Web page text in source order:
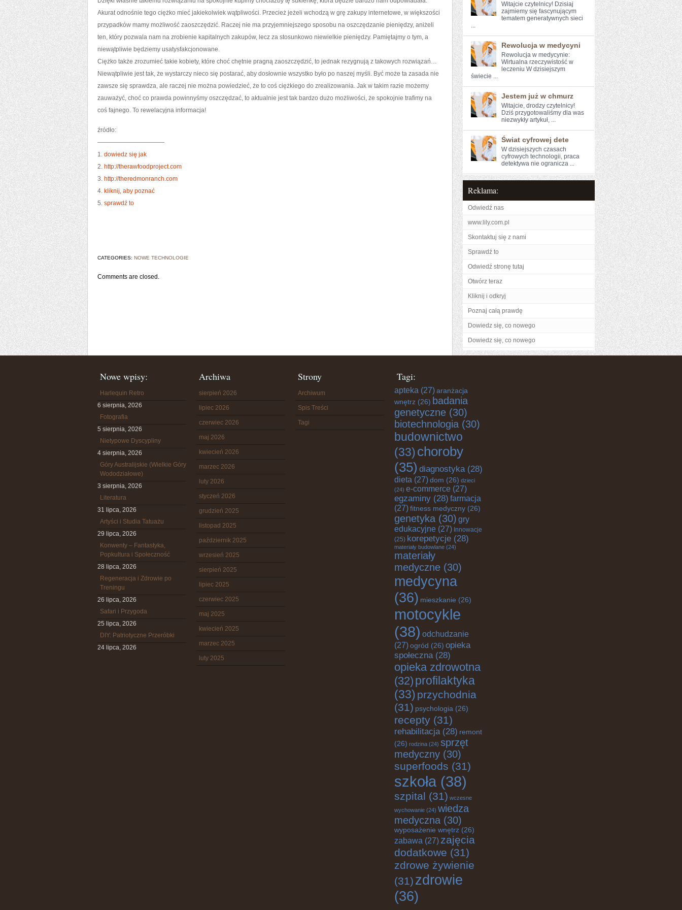
Akurat odnośnie tego ciężko mieć jakiekolwiek wątpliwości. Przecież jeżeli wchodzą w grę zakupy internetowe, w większości
przypadków mamy możliwość zaoszczędzić. Raczej nie ma przyjemniejszego sposobu na oszczędzanie pieniędzy, aniżeli
ten, który pozwala nam na zrobienie kapitalnych zakupów, lecz za stosunkowo niewielkie pieniędzy. Pamiętajmy o tym, a
niewątpliwie będziemy usatysfakcjonowane.
Ciężko także zrozumieć takie kobiety, które choć chętnie pragną zaoszczędzić, to jednak rezygnują z takowych rozwiązań…
Niewątpliwie jest tak, że wystarczy nieco się postarać, aby dosłownie wszystko było po naszej myśli. Być może ta zasada nie
zawsze się sprawdza, ale raczej nie można powiedzieć, że to coś ciężkiego do zrealizowania. Jak w takim razie możemy
zauważyć, choć co prawda powinnyśmy oszczędzać, to aktualnie jest tak bardzo dużo możliwości, że spokojnie trafimy na
coś fajnego. To rewelacyjna informacja!
źródło:
———————————
1. dowiedz się jak
2. http://therawfoodproject.com
3. http://theredmonranch.com
4. kliknij, aby poznać
5. sprawdź to
CATEGORIES: NOWE TECHNOLOGIE
Comments are closed.
Witajcie czytelnicy! Dzisiaj
zajmiemy się fascynującym
tematem generatywnych sieci
...
Rewolucja w medycyni
Rewolucja ⁤w ‍medycynie:
Wirtualna rzeczywistość w⁤
leczeniu W ‌dzisiejszym
świecie ...
Jestem już w chmurz
Witajcie, drodzy⁢ czytelnicy!
Dziś ​przygotowaliśmy dla was
niezwykły ​artykuł, ...
Świat cyfrowej dete
W dzisiejszych czasach​
cyfrowych technologii,​ praca
detektywa​ nie ogranicza ...
Reklama:
Odwiedź nas
www.lily.com.pl
Skontaktuj się z nami
Sprawdź to
Odwiedź stronę tutaj
Otwórz teraz
Kliknij i odkryj
Poznaj całą prawdę
Dowiedz się, co nowego
Dowiedz się, co nowego
Nowe wpisy:
Harlequin Retro
6 sierpnia, 2026
Fotografia
5 sierpnia, 2026
Nietypowe Dyscypliny
4 sierpnia, 2026
Góry Australijskie (Wielkie Góry
Wododziałowe)
3 sierpnia, 2026
Literatura
31 lipca, 2026
Artyści i Studia Tatuażu
29 lipca, 2026
Konwenty – Fantastyka,
Popkultura i Społeczność
28 lipca, 2026
Regeneracja i Zdrowie po
Treningu
26 lipca, 2026
Safari i Przygoda
25 lipca, 2026
DIY: Patriotyczne Przeróbki
24 lipca, 2026
Archiwa
sierpień 2026
lipiec 2026
czerwiec 2026
maj 2026
kwiecień 2026
marzec 2026
luty 2026
styczeń 2026
grudzień 2025
listopad 2025
październik 2025
wrzesień 2025
sierpień 2025
lipiec 2025
czerwiec 2025
maj 2025
kwiecień 2025
marzec 2025
luty 2025
Strony
Archiwum
Spis Treści
Tagi
Tagi:
apteka (27) aranżacja
wnętrz (26) badania
genetyczne (30)
biotechnologia (30)
budownictwo
(33)choroby
(35) diagnostyka(28)
dieta (27) dom (26) dzieci
(24) e-commerce (27)
egzaminy (28) farmacja
(27) fitness medyczny (26)
genetyka (30) gry
edukacyjne (27) Innowacje
(25) korepetycje (28)
materiały budowlane (24)
materiały
medyczne (30)
medycyna
(36) mieszkanie (26)
motocykle
(38) odchudzanie
(27) ogród (26) opieka
społeczna(28)
opieka zdrowotna
(32) profilaktyka
(33) przychodnia
(31) psychologia (26)
recepty (31)
rehabilitacja(28) remont
(26) rodzina (24) sprzęt
medyczny (30)
superfoods (31)
szkoła (38)
szpital (31) wczesne
wychowanie (24) wiedza
medyczna (30)
wyposażenie wnętrz (26)
zabawa (27)zajęcia
dodatkowe (31)
zdrowe żywienie
(31) zdrowie
(36)